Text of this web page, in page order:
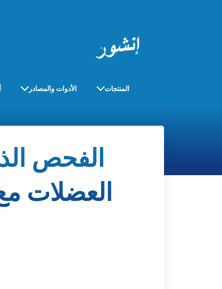
المنتجات الأدوات والمصادر
الفحص
العضلات